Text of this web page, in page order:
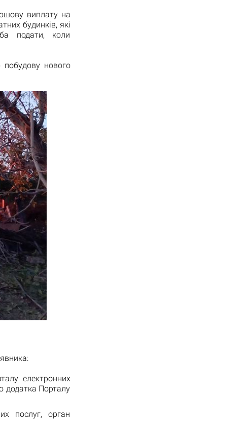
виплату на
будинків, які
подати, коли
нового
електронних
додатка Порталу
послуг, орган